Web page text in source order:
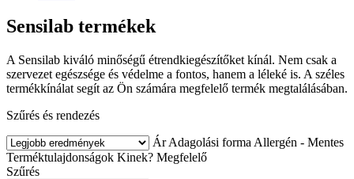
Sensilab termékek
A Sensilab kiváló minőségű étrendkiegészítőket kínál. Nem csak a
szervezet egészsége és védelme a fontos, hanem a léleké is. A széles
termékkínálat segít az Ön számára megfelelő termék megtalálásában.
Szűrés és rendezés
Ár Adagolási forma Allergén - Mentes
Terméktulajdonságok Kinek? Megfelelő
Szűrés